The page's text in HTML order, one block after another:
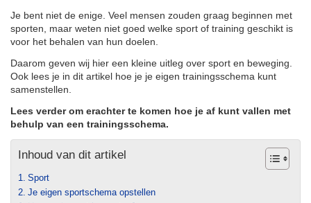
Je bent niet de enige. Veel mensen zouden graag beginnen met
sporten, maar weten niet goed welke sport of training geschikt is
voor het behalen van hun doelen.
Daarom geven wij hier een kleine uitleg over sport en beweging.
Ook lees je in dit artikel hoe je je eigen trainingsschema kunt
samenstellen.
Lees verder om erachter te komen hoe je af kunt vallen met
behulp van een trainingsschema.
Inhoud van dit artikel
Sport
Je eigen sportschema opstellen